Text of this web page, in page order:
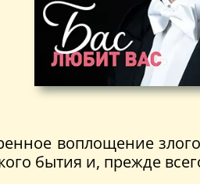
воплощение
бытия и, прежде